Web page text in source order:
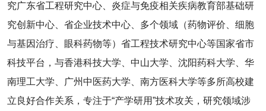
究广东省工程研究中心、炎症与免疫相关疾病教育部基础研
究创新中心、省企业技术中心、多个领域（药物评价、细胞
与基因治疗、眼科药物等）省工程技术研究中心等国家省市
科技平台，与香港科技大学、中山大学、沈阳药科大学、华
南理工大学、广州中医药大学、南方医科大学等多所高校建
立良好合作关系，专注于“产学研用”技术攻关，研究领域涉